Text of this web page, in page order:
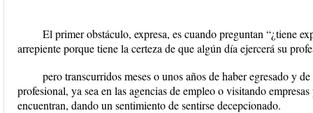
El primer obstáculo, expresa, es cuando preguntan “¿tiene
arrepiente porque tiene la certeza de que algún día ejercerá su
pero transcurridos meses o unos años de haber egresado y
profesional, ya sea en las agencias de empleo o visitando
encuentran, dando un sentimiento de sentirse decepcionado.